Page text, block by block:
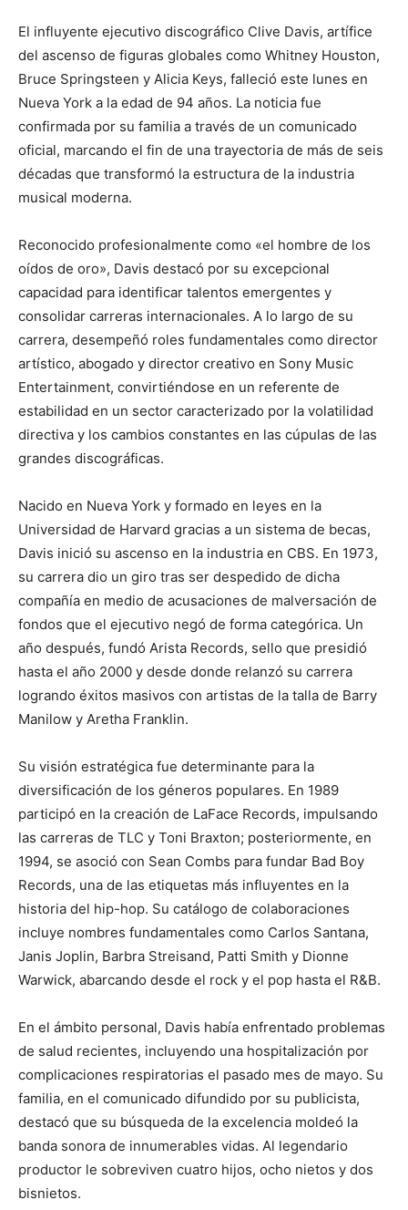
El influyente ejecutivo discográfico Clive Davis, artífice
del ascenso de figuras globales como Whitney Houston,
Bruce Springsteen y Alicia Keys, falleció este lunes en
Nueva York a la edad de 94 años. La noticia fue
confirmada por su familia a través de un comunicado
oficial, marcando el fin de una trayectoria de más de seis
décadas que transformó la estructura de la industria
musical moderna.
Reconocido profesionalmente como «el hombre de los
oídos de oro», Davis destacó por su excepcional
capacidad para identificar talentos emergentes y
consolidar carreras internacionales. A lo largo de su
carrera, desempeñó roles fundamentales como director
artístico, abogado y director creativo en Sony Music
Entertainment, convirtiéndose en un referente de
estabilidad en un sector caracterizado por la volatilidad
directiva y los cambios constantes en las cúpulas de las
grandes discográficas.
Nacido en Nueva York y formado en leyes en la
Universidad de Harvard gracias a un sistema de becas,
Davis inició su ascenso en la industria en CBS. En 1973,
su carrera dio un giro tras ser despedido de dicha
compañía en medio de acusaciones de malversación de
fondos que el ejecutivo negó de forma categórica. Un
año después, fundó Arista Records, sello que presidió
hasta el año 2000 y desde donde relanzó su carrera
logrando éxitos masivos con artistas de la talla de Barry
Manilow y Aretha Franklin.
Su visión estratégica fue determinante para la
diversificación de los géneros populares. En 1989
participó en la creación de LaFace Records, impulsando
las carreras de TLC y Toni Braxton; posteriormente, en
1994, se asoció con Sean Combs para fundar Bad Boy
Records, una de las etiquetas más influyentes en la
historia del hip-hop. Su catálogo de colaboraciones
incluye nombres fundamentales como Carlos Santana,
Janis Joplin, Barbra Streisand, Patti Smith y Dionne
Warwick, abarcando desde el rock y el pop hasta el R&B.
En el ámbito personal, Davis había enfrentado problemas
de salud recientes, incluyendo una hospitalización por
complicaciones respiratorias el pasado mes de mayo. Su
familia, en el comunicado difundido por su publicista,
destacó que su búsqueda de la excelencia moldeó la
banda sonora de innumerables vidas. Al legendario
productor le sobreviven cuatro hijos, ocho nietos y dos
bisnietos.